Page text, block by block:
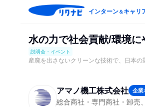
インターン＆キャリ
水の力で社会貢献/環境
説明会・イベント
産廃を出さないクリーンな技術で、日本の
アマノ機工株式会社 企業
総合商社・専門商社・卸売